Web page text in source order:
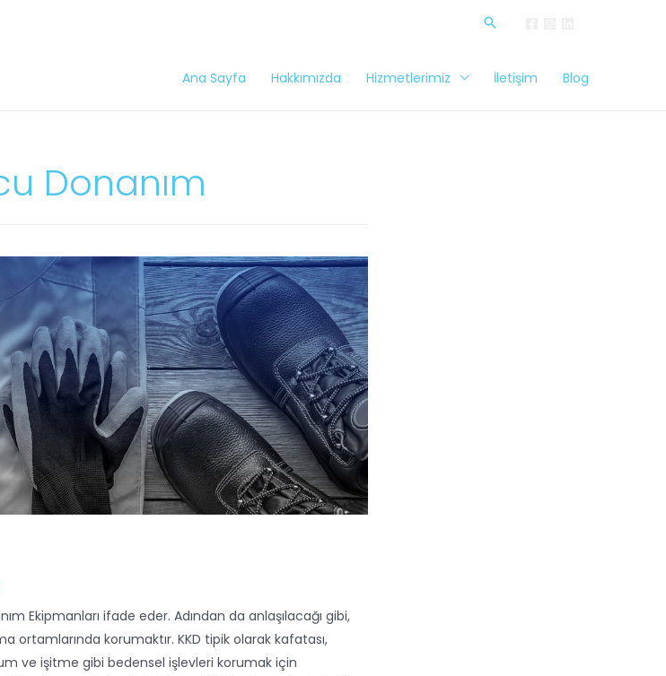
Ana Sayfa Hakkımızda Hizmetlerimiz İletişim Blog
Donanım
Ekipmanları ifade eder. Adından da anlaşılacağı gibi,
ortamlarında korumaktır. KKD tipik olarak kafatası,
ve işitme gibi bedensel işlevleri korumak için